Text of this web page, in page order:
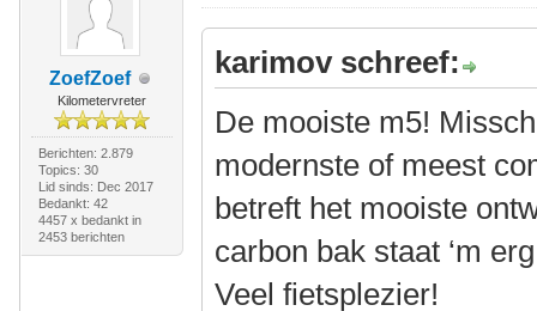
ZoefZoef
Kilometervreter
Berichten: 2.879
Topics: 30
Lid sinds: Dec 2017
Bedankt: 42
4457 x bedankt in
2453 berichten
karimov schreef:
De mooiste m5!
modernste of meest
betreft het mooiste
carbon bak staat ‘m
Veel fietsplezier!